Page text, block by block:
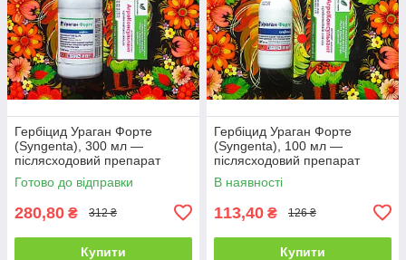
Гербіцид Ураган Форте
(Syngenta), 300 мл —
післясходовий препарат
суцільної дії для боротьби з
бур'янами
Готово до відправки
280,80 ₴ 312 ₴
Купити
Гербіцид Ураган Форте
(Syngenta), 100 мл —
післясходовий препарат
суцільної дії для боротьби з
бур'янами
В наявності
113,40 ₴ 126 ₴
Купити